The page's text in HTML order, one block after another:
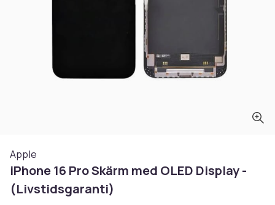
Apple
iPhone 16 Pro Skärm med OLED Display -
(Livstidsgaranti)